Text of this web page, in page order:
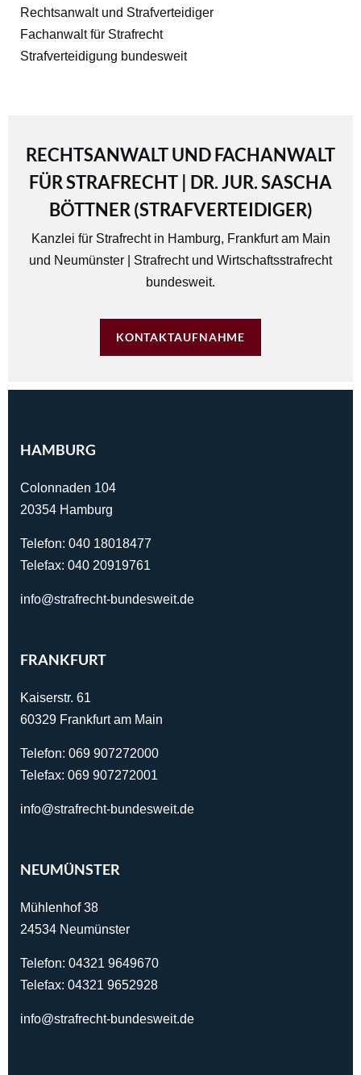
Rechtsanwalt und Strafverteidiger
Fachanwalt für Strafrecht
Strafverteidigung bundesweit
RECHTSANWALT UND FACHANWALT
FÜR STRAFRECHT | DR. JUR. SASCHA
BÖTTNER (STRAFVERTEIDIGER)
Kanzlei für Strafrecht in Hamburg, Frankfurt am Main
und Neumünster | Strafrecht und Wirtschaftsstrafrecht
bundesweit.
KONTAKTAUFNAHME
HAMBURG
Colonnaden 104
20354 Hamburg
Telefon: 040 18018477
Telefax: 040 20919761
info@strafrecht-bundesweit.de
FRANKFURT
Kaiserstr. 61
60329 Frankfurt am Main
Telefon: 069 907272000
Telefax: 069 907272001
info@strafrecht-bundesweit.de
NEUMÜNSTER
Mühlenhof 38
24534 Neumünster
Telefon: 04321 9649670
Telefax: 04321 9652928
info@strafrecht-bundesweit.de